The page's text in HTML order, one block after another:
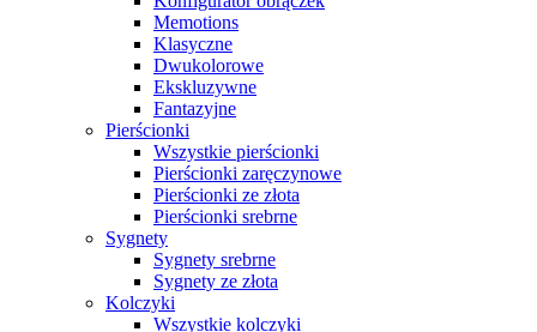
Memotions
Klasyczne
Dwukolorowe
Ekskluzywne
Fantazyjne
Pierścionki
Wszystkie pierścionki
Pierścionki zaręczynowe
Pierścionki ze złota
Pierścionki srebrne
Sygnety
Sygnety srebrne
Sygnety ze złota
Kolczyki
Wszystkie kolczyki